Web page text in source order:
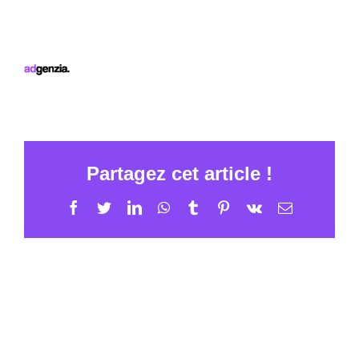
Partagez cet article !
Facebook
TwitterLinkedInWhatsApp
TumblrPinterest
Vk Email